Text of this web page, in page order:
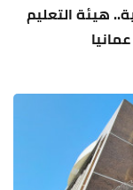
هيئة التعليم